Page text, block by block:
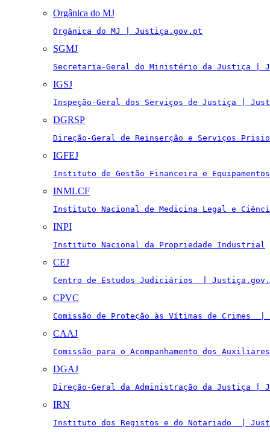
Orgânica do MJ
Orgânica do MJ | Justiça.gov.pt
SGMJ
Secretaria-Geral do Ministério da Justiça |
IGSJ
Inspeção-Geral dos Serviços de Justiça |
DGRSP
Direção-Geral de Reinserção e Serviços
IGFEJ
Instituto de Gestão Financeira e
INMLCF
Instituto Nacional de Medicina Legal e
INPI
Instituto Nacional da Propriedade Industrial
CEJ
Centro de Estudos Judiciários  |
CPVC
Comissão de Proteção às Vítimas de Crimes
CAAJ
Comissão para o Acompanhamento dos
DGAJ
Direção-Geral da Administração da Justiça |
IRN
Instituto dos Registos e do Notariado  |